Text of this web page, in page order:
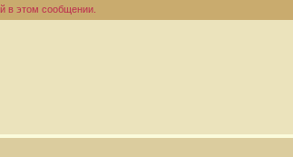
в этом сообщении.